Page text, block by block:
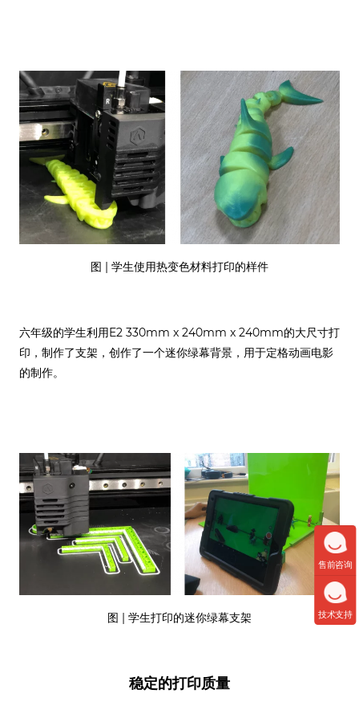
图 | 学生使用热变色材料打印的样件
六年级的学生利用E2 330mm x 240mm x 240mm的大尺寸打
印，制作了支架，创作了一个迷你绿幕背景，用于定格动画电影
的制作。
图 | 学生打印的迷你绿幕支架
稳定的打印质量
售前咨询
技术支持